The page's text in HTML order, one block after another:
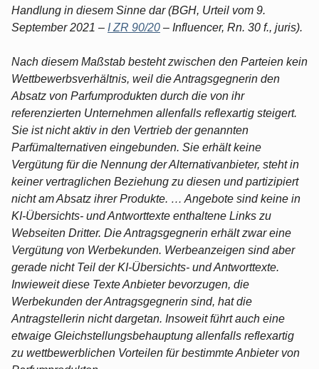
Handlung in diesem Sinne dar (BGH, Urteil vom 9.
September 2021 – I ZR 90/20 – Influencer, Rn. 30 f., juris).
Nach diesem Maßstab besteht zwischen den Parteien kein
Wettbewerbsverhältnis, weil die Antragsgegnerin den
Absatz von Parfumprodukten durch die von ihr
referenzierten Unternehmen allenfalls reflexartig steigert.
Sie ist nicht aktiv in den Vertrieb der genannten
Parfümalternativen eingebunden. Sie erhält keine
Vergütung für die Nennung der Alternativanbieter, steht in
keiner vertraglichen Beziehung zu diesen und partizipiert
nicht am Absatz ihrer Produkte. … Angebote sind keine in
KI-Übersichts- und Antworttexte enthaltene Links zu
Webseiten Dritter. Die Antragsgegnerin erhält zwar eine
Vergütung von Werbekunden. Werbeanzeigen sind aber
gerade nicht Teil der KI-Übersichts- und Antworttexte.
Inwieweit diese Texte Anbieter bevorzugen, die
Werbekunden der Antragsgegnerin sind, hat die
Antragstellerin nicht dargetan. Insoweit führt auch eine
etwaige Gleichstellungsbehauptung allenfalls reflexartig
zu wettbewerblichen Vorteilen für bestimmte Anbieter von